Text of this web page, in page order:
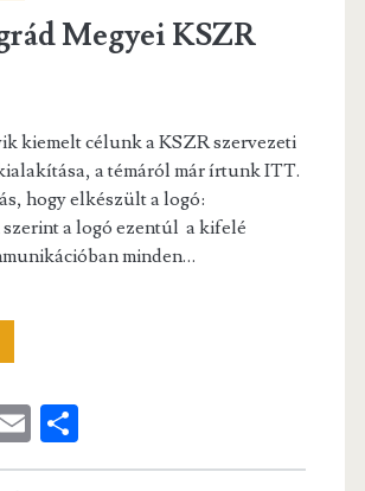
Megyei KSZR
kiemelt célunk a KSZR szervezeti
a témáról már írtunk ITT.
hogy elkészült a logó:
a logó ezentúl a kifelé
minden…
Megyei
E
m
S
ha